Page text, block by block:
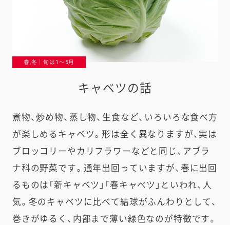
春,冬｜旬は1〜5月
キャベツの話
煮物、炒め物、蒸し物、生食など、いろいろな食べ方
が楽しめるキャベツ。形は全く異なりますが、実は
ブロッコリーやカリフラワーなどと同じ、アブラ
ナ科の野菜です。通年出回っていますが、春に出回
るものは「新キャベツ」「春キャベツ」といわれ、人
気。冬のキャベツに比べて結球がふんわりとして、
巻きがゆるく、内部まで薄い緑色なのが特徴です。